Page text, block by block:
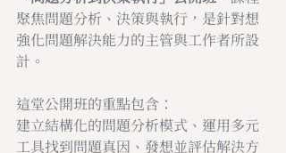
聚焦問題分析、決策與執行，是針對想
強化問題解決能力的主管與工作者所設
計。
這堂公開班的重點包含：
建立結構化的問題分析模式、運用多元
工具找到問題真因、發想並評估解決方